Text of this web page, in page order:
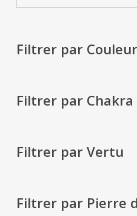
Filtrer par Couleur
Filtrer par Chakra
Filtrer par Vertu
Filtrer par Pierre